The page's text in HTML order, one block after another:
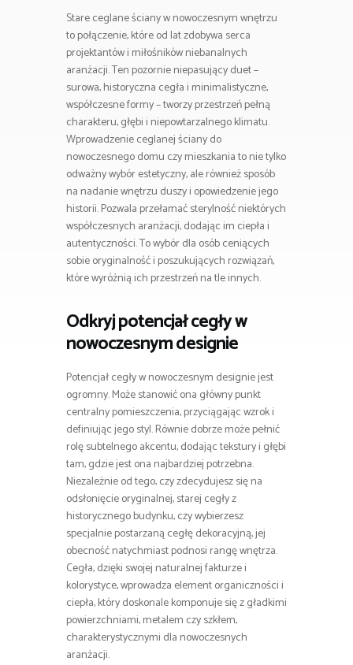
Stare ceglane ściany w nowoczesnym wnętrzu
to połączenie, które od lat zdobywa serca
projektantów i miłośników niebanalnych
aranżacji. Ten pozornie niepasujący duet –
surowa, historyczna cegła i minimalistyczne,
współczesne formy – tworzy przestrzeń pełną
charakteru, głębi i niepowtarzalnego klimatu.
Wprowadzenie ceglanej ściany do
nowoczesnego domu czy mieszkania to nie tylko
odważny wybór estetyczny, ale również sposób
na nadanie wnętrzu duszy i opowiedzenie jego
historii. Pozwala przełamać sterylność niektórych
współczesnych aranżacji, dodając im ciepła i
autentyczności. To wybór dla osób ceniących
sobie oryginalność i poszukujących rozwiązań,
które wyróżnią ich przestrzeń na tle innych.
Odkryj potencjał cegły w
nowoczesnym designie
Potencjał cegły w nowoczesnym designie jest
ogromny. Może stanowić ona główny punkt
centralny pomieszczenia, przyciągając wzrok i
definiując jego styl. Równie dobrze może pełnić
rolę subtelnego akcentu, dodając tekstury i głębi
tam, gdzie jest ona najbardziej potrzebna.
Niezależnie od tego, czy zdecydujesz się na
odsłonięcie oryginalnej, starej cegły z
historycznego budynku, czy wybierzesz
specjalnie postarzaną cegłę dekoracyjną, jej
obecność natychmiast podnosi rangę wnętrza.
Cegła, dzięki swojej naturalnej fakturze i
kolorystyce, wprowadza element organiczności i
ciepła, który doskonale komponuje się z gładkimi
powierzchniami, metalem czy szkłem,
charakterystycznymi dla nowoczesnych
aranżacji.